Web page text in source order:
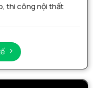
thi công nội thất